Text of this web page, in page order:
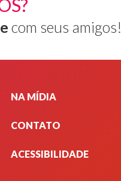
com seus amigos!
NA MÍDIA
CONTATO
ACESSIBILIDADE